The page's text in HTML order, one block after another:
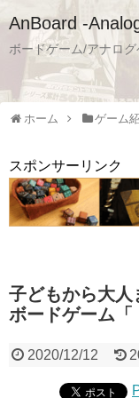
AnBoard -
ボードゲーム/アナロ
ホーム ゲーム
スポンサーリンク
子どもから大人
ボードゲーム「
2020/12/12